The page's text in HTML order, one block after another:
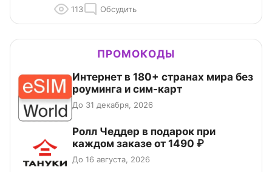
113 Обсудить
ПРОМОКОДЫ
Интернет в 180+ странах мира без
роуминга и сим-карт
До 31 декабря, 2026
Ролл Чеддер в подарок при
каждом заказе от 1490 ₽
До 16 августа, 2026